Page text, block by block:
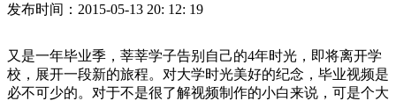
发布时间：2015-05-13 20: 12: 19
又是一年毕业季，莘莘学子告别自己的4年时光，即将离开学
校，展开一段新的旅程。对大学时光美好的纪念，毕业视频是
必不可少的。对于不是很了解视频制作的小白来说，可是个大